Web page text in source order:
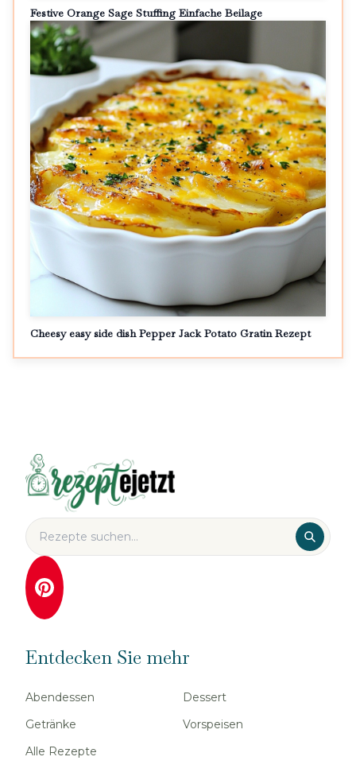
Festive Orange Sage Stuffing Einfache Beilage
Cheesy easy side dish Pepper Jack Potato Gratin Rezept
Entdecken Sie mehr
Abendessen
Dessert
Getränke
Vorspeisen
Alle Rezepte